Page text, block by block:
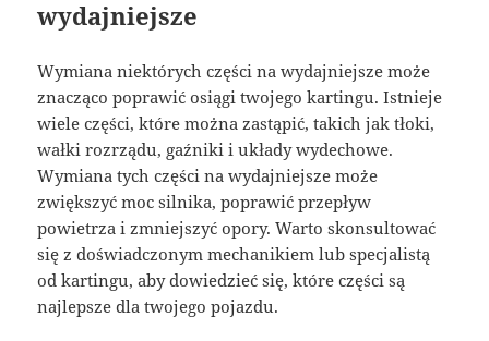
wydajniejsze
Wymiana niektórych części na wydajniejsze może
znacząco poprawić osiągi twojego kartingu. Istnieje
wiele części, które można zastąpić, takich jak tłoki,
wałki rozrządu, gaźniki i układy wydechowe.
Wymiana tych części na wydajniejsze może
zwiększyć moc silnika, poprawić przepływ
powietrza i zmniejszyć opory. Warto skonsultować
się z doświadczonym mechanikiem lub specjalistą
od kartingu, aby dowiedzieć się, które części są
najlepsze dla twojego pojazdu.